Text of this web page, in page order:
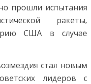
прошли испытания
ракеты,
США в случае
стал новым
лидеров с